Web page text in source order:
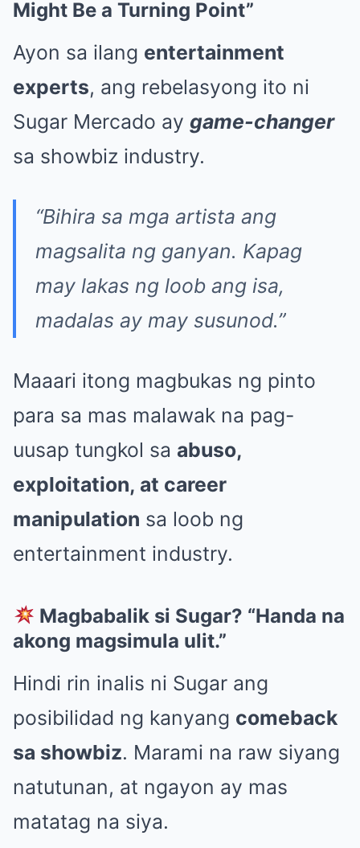
Might Be a Turning Point”
Ayon sa ilang entertainment
experts, ang rebelasyong ito ni
Sugar Mercado ay game-changer
sa showbiz industry.
“Bihira sa mga artista ang
magsalita ng ganyan. Kapag
may lakas ng loob ang isa,
madalas ay may susunod.”
Maaari itong magbukas ng pinto
para sa mas malawak na pag-
uusap tungkol sa abuso,
exploitation, at career
manipulation sa loob ng
entertainment industry.
Magbabalik si Sugar? “Handa na
akong magsimula ulit.”
Hindi rin inalis ni Sugar ang
posibilidad ng kanyang comeback
sa showbiz. Marami na raw siyang
natutunan, at ngayon ay mas
matatag na siya.